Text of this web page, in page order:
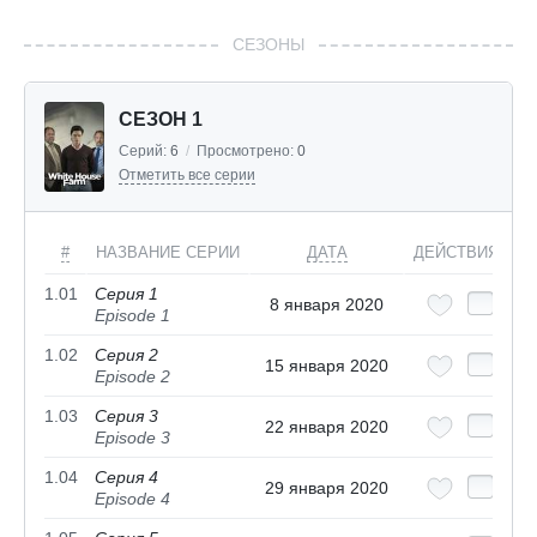
СЕЗОНЫ
СЕЗОН 1
Серий: 6 / Просмотрено: 0
Отметить все серии
# НАЗВАНИЕ СЕРИИ ДАТА ДЕЙСТВИЯ
1.01
Серия 1
Episode 1
8 января 2020
1.02
Серия 2
Episode 2
15 января 2020
1.03
Серия 3
Episode 3
22 января 2020
1.04
Серия 4
Episode 4
29 января 2020